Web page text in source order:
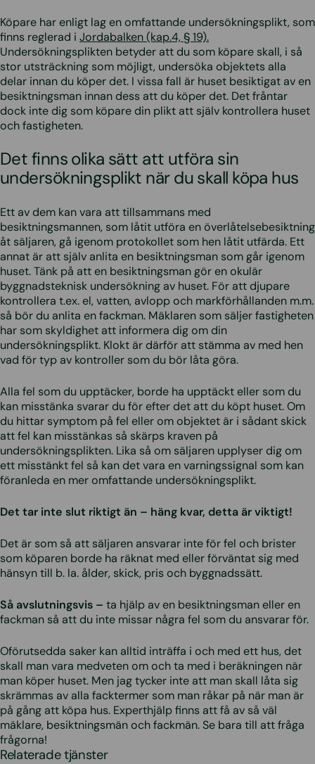
Köpare har enligt lag en omfattande undersökningsplikt, som
finns reglerad i Jordabalken (kap.4, § 19).
Undersökningsplikten betyder att du som köpare skall, i så
stor utsträckning som möjligt, undersöka objektets alla
delar innan du köper det. I vissa fall är huset besiktigat av en
besiktningsman innan dess att du köper det. Det fråntar
dock inte dig som köpare din plikt att själv kontrollera huset
och fastigheten.
Det finns olika sätt att utföra sin
undersökningsplikt när du skall köpa hus
Ett av dem kan vara att tillsammans med
besiktningsmannen, som låtit utföra en överlåtelsebesiktning
åt säljaren, gå igenom protokollet som hen låtit utfärda. Ett
annat är att själv anlita en besiktningsman som går igenom
huset. Tänk på att en besiktningsman gör en okulär
byggnadsteknisk undersökning av huset. För att djupare
kontrollera t.ex. el, vatten, avlopp och markförhållanden m.m.
så bör du anlita en fackman. Mäklaren som säljer fastigheten
har som skyldighet att informera dig om din
undersökningsplikt. Klokt är därför att stämma av med hen
vad för typ av kontroller som du bör låta göra.
Alla fel som du upptäcker, borde ha upptäckt eller som du
kan misstänka svarar du för efter det att du köpt huset. Om
du hittar symptom på fel eller om objektet är i sådant skick
att fel kan misstänkas så skärps kraven på
undersökningsplikten. Lika så om säljaren upplyser dig om
ett misstänkt fel så kan det vara en varningssignal som kan
föranleda en mer omfattande undersökningsplikt.
Det tar inte slut riktigt än – häng kvar, detta är viktigt!
Det är som så att säljaren ansvarar inte för fel och brister
som köparen borde ha räknat med eller förväntat sig med
hänsyn till b. la. ålder, skick, pris och byggnadssätt.
Så avslutningsvis – ta hjälp av en besiktningsman eller en
fackman så att du inte missar några fel som du ansvarar för.
Oförutsedda saker kan alltid inträffa i och med ett hus, det
skall man vara medveten om och ta med i beräkningen när
man köper huset. Men jag tycker inte att man skall låta sig
skrämmas av alla facktermer som man råkar på när man är
på gång att köpa hus. Experthjälp finns att få av så väl
mäklare, besiktningsmän och fackmän. Se bara till att fråga
frågorna!
Relaterade tjänster